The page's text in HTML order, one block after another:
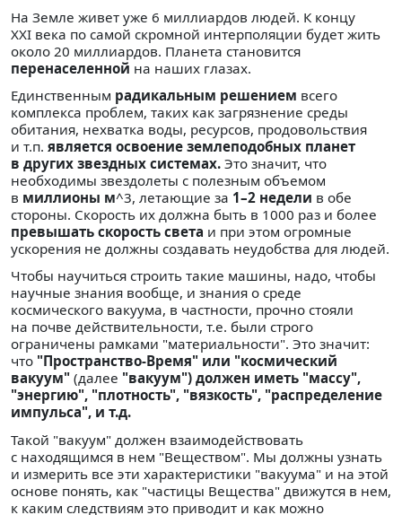
На Земле живет уже 6 миллиардов людей. К концу
XXI века по самой скромной интерполяции будет жить
около 20 миллиардов. Планета становится
перенаселенной на наших глазах.
Единственным радикальным решением всего
комплекса проблем, таких как загрязнение среды
обитания, нехватка воды, ресурсов, продовольствия
и т.п. является освоение землеподобных планет
в других звездных системах. Это значит, что
необходимы звездолеты с полезным объемом
в миллионы м^3, летающие за 1–2 недели в обе
стороны. Скорость их должна быть в 1000 раз и более
превышать скорость света и при этом огромные
ускорения не должны создавать неудобства для людей.
Чтобы научиться строить такие машины, надо, чтобы
научные знания вообще, и знания о среде
космического вакуума, в частности, прочно стояли
на почве действительности, т.е. были строго
ограничены рамками "материальности". Это значит:
что "Пространство-Время" или "космический
вакуум" (далее "вакуум") должен иметь "массу",
"энергию", "плотность", "вязкость", "распределение
импульса", и т.д.
Такой "вакуум" должен взаимодействовать
с находящимся в нем "Веществом". Мы должны узнать
и измерить все эти характеристики "вакуума" и на этой
основе понять, как "частицы Вещества" движутся в нем,
к каким следствиям это приводит и как можно